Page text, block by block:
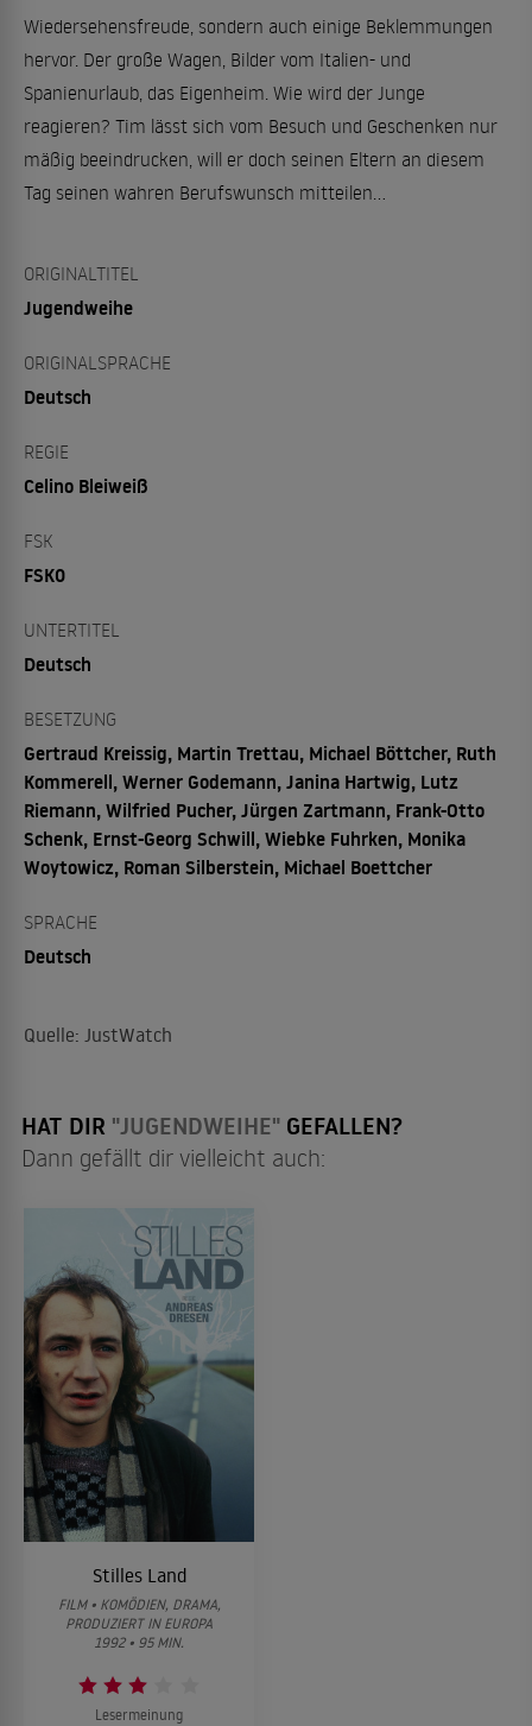
Wiedersehensfreude, sondern auch einige Beklemmungen
hervor. Der große Wagen, Bilder vom Italien- und
Spanienurlaub, das Eigenheim. Wie wird der Junge
reagieren? Tim lässt sich vom Besuch und Geschenken nur
mäßig beeindrucken, will er doch seinen Eltern an diesem
Tag seinen wahren Berufswunsch mitteilen...
ORIGINALTITEL
Jugendweihe
ORIGINALSPRACHE
Deutsch
REGIE
Celino Bleiweiß
FSK
FSK0
UNTERTITEL
Deutsch
BESETZUNG
Gertraud Kreissig, Martin Trettau, Michael Böttcher, Ruth
Kommerell, Werner Godemann, Janina Hartwig, Lutz
Riemann, Wilfried Pucher, Jürgen Zartmann, Frank-Otto
Schenk, Ernst-Georg Schwill, Wiebke Fuhrken, Monika
Woytowicz, Roman Silberstein, Michael Boettcher
SPRACHE
Deutsch
Quelle: JustWatch
HAT DIR "JUGENDWEIHE" GEFALLEN?
Dann gefällt dir vielleicht auch:
Stilles Land
FILM • KOMÖDIEN, DRAMA,
PRODUZIERT IN EUROPA
1992 • 95 MIN.
Lesermeinung